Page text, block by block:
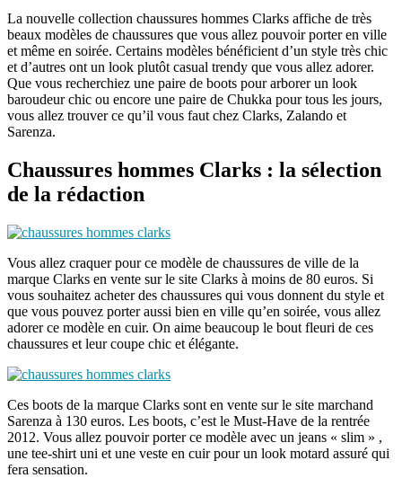
La nouvelle collection chaussures hommes Clarks affiche de très
beaux modèles de chaussures que vous allez pouvoir porter en ville
et même en soirée. Certains modèles bénéficient d’un style très chic
et d’autres ont un look plutôt casual trendy que vous allez adorer.
Que vous recherchiez une paire de boots pour arborer un look
baroudeur chic ou encore une paire de Chukka pour tous les jours,
vous allez trouver ce qu’il vous faut chez Clarks, Zalando et
Sarenza.
Chaussures hommes Clarks : la sélection
de la rédaction
Vous allez craquer pour ce modèle de chaussures de ville de la
marque Clarks en vente sur le site Clarks à moins de 80 euros. Si
vous souhaitez acheter des chaussures qui vous donnent du style et
que vous pouvez porter aussi bien en ville qu’en soirée, vous allez
adorer ce modèle en cuir. On aime beaucoup le bout fleuri de ces
chaussures et leur coupe chic et élégante.
Ces boots de la marque Clarks sont en vente sur le site marchand
Sarenza à 130 euros. Les boots, c’est le Must-Have de la rentrée
2012. Vous allez pouvoir porter ce modèle avec un jeans « slim » ,
une tee-shirt uni et une veste en cuir pour un look motard assuré qui
fera sensation.